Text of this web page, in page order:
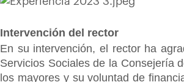
Intervención del rector
En su intervención, el rector ha
Servicios Sociales de la Consejería
los mayores y su voluntad de